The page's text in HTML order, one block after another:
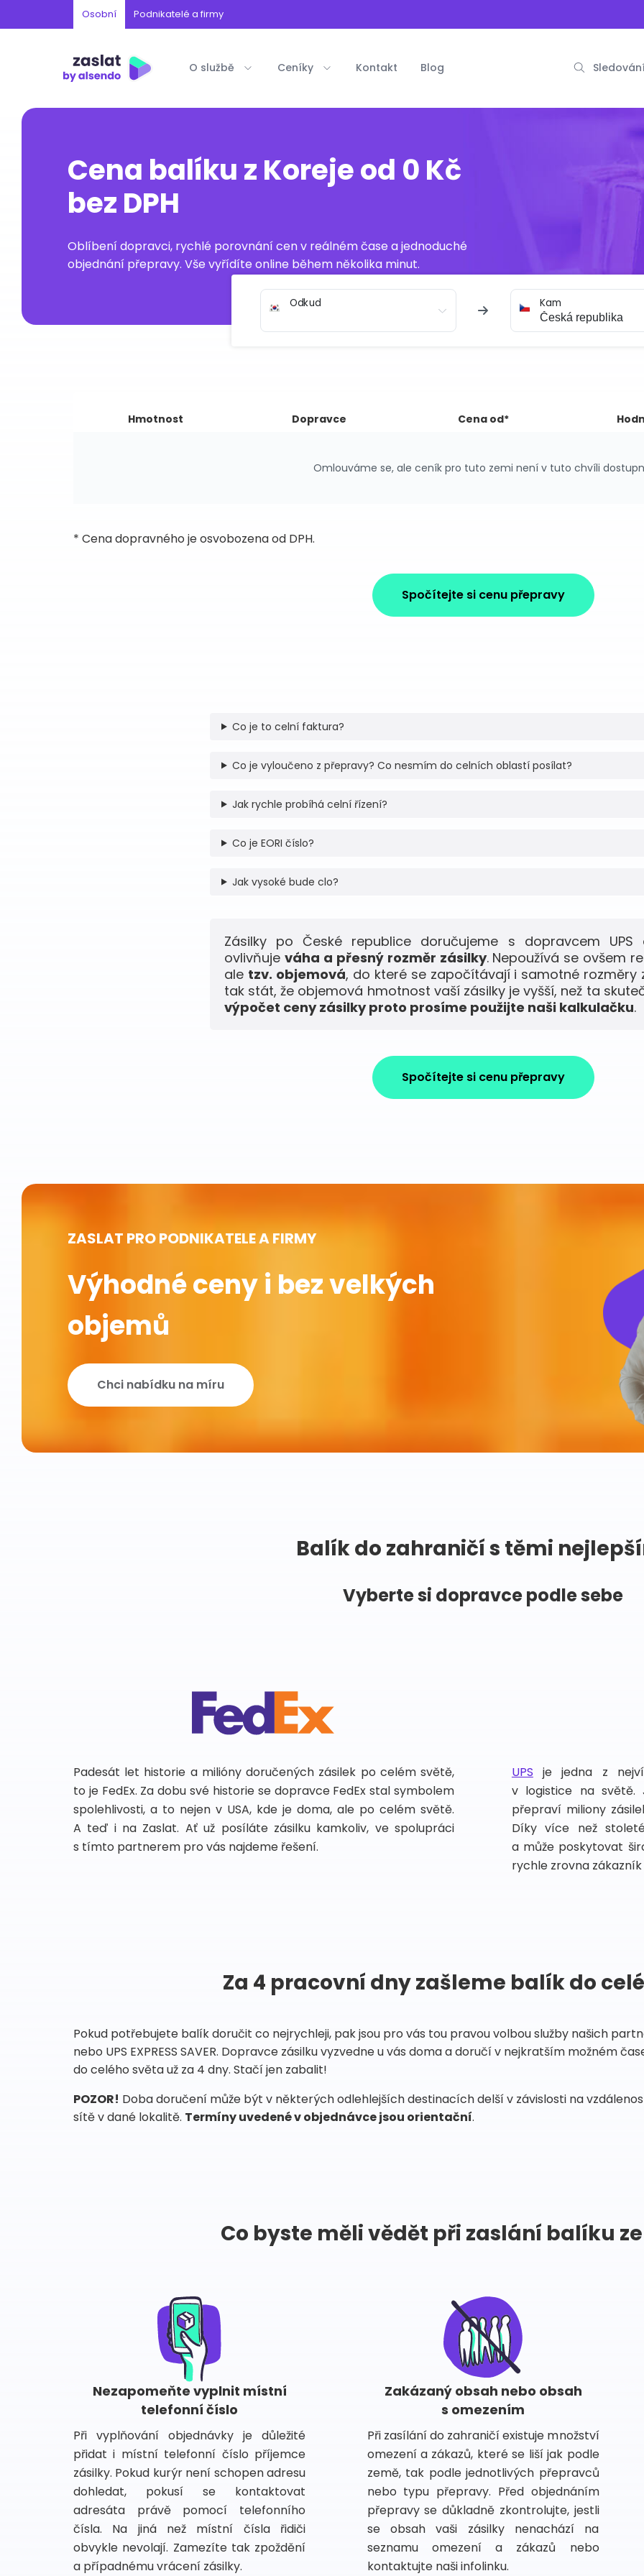
Osobní Podnikatelé a firmy
O službě Ceníky Kontakt Blog
Cena balíku z Koreje od 0 Kč
bez DPH
Oblíbení dopravci, rychlé porovnání cen v reálném čase a jednoduché
objednání přepravy. Vše vyřídíte online během několika minut.
Odkud Kam
Hmotnost Dopravce Cena od*
Omlouváme se, ale ceník pro tuto zemi není v tuto chvíli
* Cena dopravného je osvobozena od DPH.
Spočítejte si cenu přepravy
Co je to celní faktura?
Co je vyloučeno z přepravy? Co nesmím do celních oblastí posílat?
Jak rychle probíhá celní řízení?
Co je EORI číslo?
Jak vysoké bude clo?
Zásilky po České republice doručujeme s dopravcem UPS
ovlivňuje váha a přesný rozměr zásilky. Nepoužívá se ovšem
ale tzv. objemová, do které se započítávají i samotné rozměry
tak stát, že objemová hmotnost vaší zásilky je vyšší, než ta
výpočet ceny zásilky proto prosíme použijte naši kalkulačku.
Spočítejte si cenu přepravy
ZASLAT PRO PODNIKATELE A FIRMY
Výhodné ceny i bez velkých
objemů
Chci nabídku na míru
Balík do zahraničí s těmi
Vyberte si dopravce podle sebe
Padesát let historie a milióny doručených zásilek po celém světě,
to je FedEx. Za dobu své historie se dopravce FedEx stal symbolem
spolehlivosti, a to nejen v USA, kde je doma, ale po celém světě.
A teď i na Zaslat. Ať už posíláte zásilku kamkoliv, ve spolupráci
s tímto partnerem pro vás najdeme řešení.
UPS je jedna z
v logistice na světě.
přepraví miliony
Díky více než
a může poskytovat
rychle zrovna
Za 4 pracovní dny zašleme balík do
Pokud potřebujete balík doručit co nejrychleji, pak jsou pro vás tou pravou volbou služby našich
nebo UPS EXPRESS SAVER. Dopravce zásilku vyzvedne u vás doma a doručí v nejkratším možném
do celého světa už za 4 dny. Stačí jen zabalit!
POZOR! Doba doručení může být v některých odlehlejších destinacích delší v závislosti na
sítě v dané lokalitě. Termíny uvedené v objednávce jsou orientační.
Co byste měli vědět při zaslání balíku
Nezapomeňte vyplnit místní
telefonní číslo
Při vyplňování objednávky je důležité
přidat i místní telefonní číslo příjemce
zásilky. Pokud kurýr není schopen adresu
dohledat, pokusí se kontaktovat
adresáta právě pomocí telefonního
čísla. Na jiná než místní čísla řidiči
obvykle nevolají. Zamezíte tak zpoždění
a případnému vrácení zásilky.
Zakázaný obsah nebo obsah
s omezením
Při zasílání do zahraničí existuje množství
omezení a zákazů, které se liší jak podle
země, tak podle jednotlivých přepravců
nebo typu přepravy. Před objednáním
přepravy se důkladně zkontrolujte, jestli
se obsah vaši zásilky nenachází na
seznamu omezení a zákazů nebo
kontaktujte naši infolinku.